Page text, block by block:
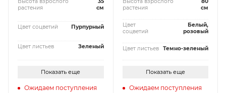
растения
см
Цвет соцветий Пурпурный
Цвет листьев Зеленый
Показать еще
Ожидаем поступления
растения
см
Цвет
соцветий
Белый,
розовый
Цвет листьев Темно-зеленый
Показать еще
Ожидаем поступления